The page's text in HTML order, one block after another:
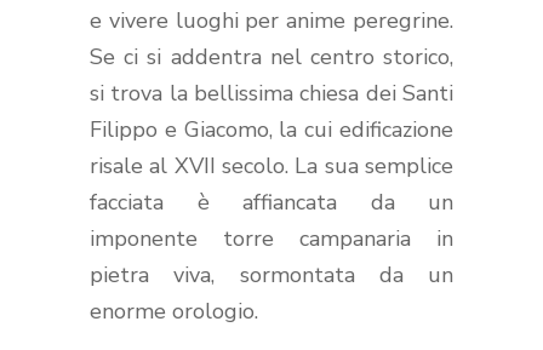
e vivere luoghi per anime peregrine.
Se ci si addentra nel centro storico,
si trova la bellissima chiesa dei Santi
Filippo e Giacomo, la cui edificazione
risale al XVII secolo. La sua semplice
facciata è affiancata da un
imponente torre campanaria in
pietra viva, sormontata da un
enorme orologio.